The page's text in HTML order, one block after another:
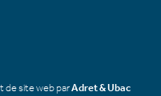
site web parAdret & Ubac